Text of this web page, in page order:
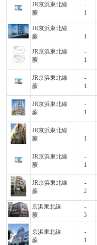
JR京浜東北線
蕨
-
1
JR京浜東北線
蕨
-
1
JR京浜東北線
蕨
-
1
JR京浜東北線
蕨
-
1
JR京浜東北線
蕨
-
1
JR京浜東北線
蕨
-
1
JR京浜東北線
蕨
-
1
JR京浜東北線
蕨
-
2
京浜東北線
蕨
-
3
京浜東北線
蕨
-
1